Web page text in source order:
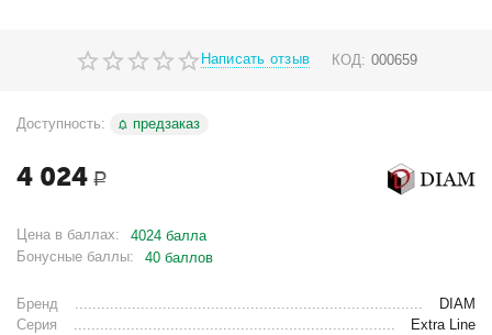
Написать отзыв КОД: 000659
Доступность: предзаказ
4 024 Р
Цена в баллах:
4024 балла
Бонусные баллы:
40 баллов
Бренд
DIAM
Серия
Extra Line